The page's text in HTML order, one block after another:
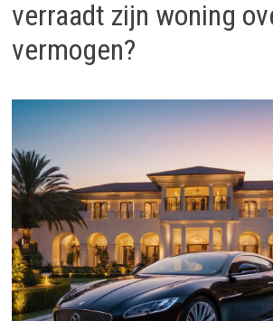
verraadt zijn woning
vermogen?